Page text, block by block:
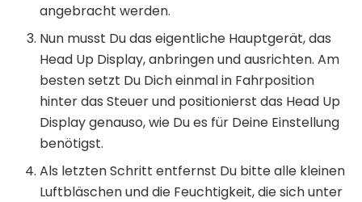
angebracht werden.
Nun musst Du das eigentliche Hauptgerät, das
Head Up Display, anbringen und ausrichten. Am
besten setzt Du Dich einmal in Fahrposition
hinter das Steuer und positionierst das Head Up
Display genauso, wie Du es für Deine Einstellung
benötigst.
Als letzten Schritt entfernst Du bitte alle kleinen
Luftbläschen und die Feuchtigkeit, die sich unter